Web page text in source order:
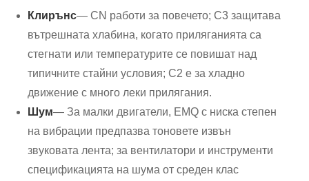
Клирънс— CN работи за повечето; C3 защитава
вътрешната хлабина, когато приляганията са
стегнати или температурите се повишат над
типичните стайни условия; C2 е за хладно
движение с много леки прилягания.
Шум— За малки двигатели, EMQ с ниска степен
на вибрации предпазва тоновете извън
звуковата лента; за вентилатори и инструменти
спецификацията на шума от среден клас